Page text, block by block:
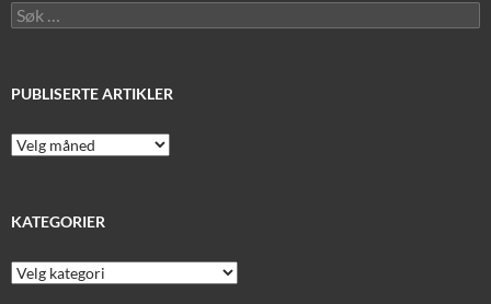
Søk
etter:
PUBLISERTE ARTIKLER
Publiserte
artikler
KATEGORIER
Kategorier